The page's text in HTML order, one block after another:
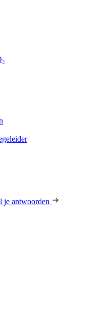
je antwoorden